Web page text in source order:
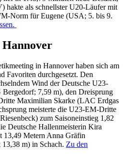
hakte als schnellster U20-Läufer mit
Norm für Eugene (USA; 5. bis 9.
in Hannover haben sich am
Favoriten durchgesetzt. Den
Wind der Deutsche U23-
7,59 m), den Dreisprung
Maximilian Skarke (LAC Erdgas
meisterte die U23-EM-Dritte
zum Saisoneinstieg 1,82
Deutsche Hallenmeisterin Kira
13,49 Metern Anna Gräfin
m) in Schach. Zu den